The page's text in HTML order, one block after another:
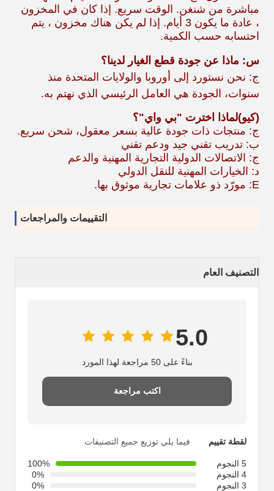
مباشرة من شنغن. الوقت سريع. إذا كان في المخزون
، عادة ما يكون 3 أيام. إذا لم يكن هناك مخزون ، يتم
احتسابه حسب الكمية.
س: ماذا عن جودة قطع الغيار لدينا؟
ج: نحن نستورد إلى أوروبا والولايات المتحدة منذ
سنوات، الجودة هي العامل الرئيسي الذي نهتم به.
(كيو)لماذا اخترت "بي واي"؟
ج: منتجات ذات جودة عالية بسعر معقول، شحن سريع.
ب: تدريب تقني جيد ودعم تقني
ج: الاتصالات الدولية التجارية المهنية والدعم
د: الخيارات المهنية للنقل الدولي
E: مورّد ذو علامات تجارية موثوق بها.
التقييمات والمراجعات
التصنيف العام
5.0
بناءً على 50 مراجعة لهذا المورد
اكتب مراجعة
لقطة تقييم فيما يلي توزيع جميع التصنيفات
5 النجوم
100%
4 النجوم
0%
3 النجوم
0%